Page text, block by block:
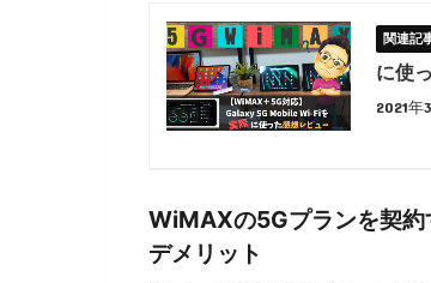
に使
2021年
WiMAXの5Gプランを契約
デメリット